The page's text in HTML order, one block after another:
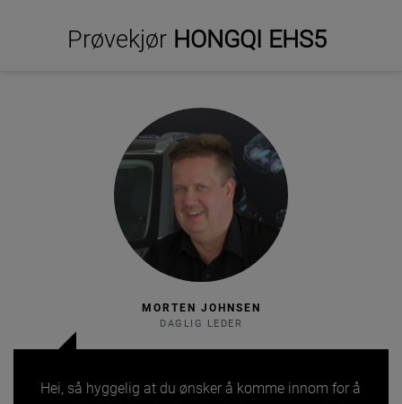
Prøvekjør HONGQI EHS5
MORTEN JOHNSEN
DAGLIG LEDER
Hei, så hyggelig at du ønsker å komme innom for å